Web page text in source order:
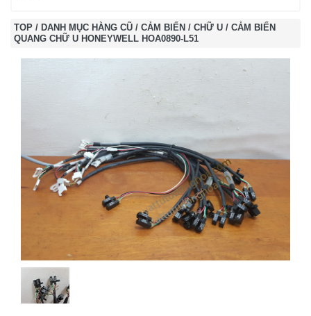
TOP / DANH MỤC HÀNG CŨ / CẢM BIẾN / CHỮ U / CẢM BIẾN
QUANG CHỮ U HONEYWELL HOA0890-L51